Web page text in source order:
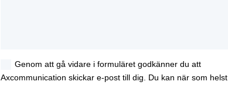
Genom att gå vidare i formuläret godkänner du att
Axcommunication skickar e-post till dig. Du kan när som helst